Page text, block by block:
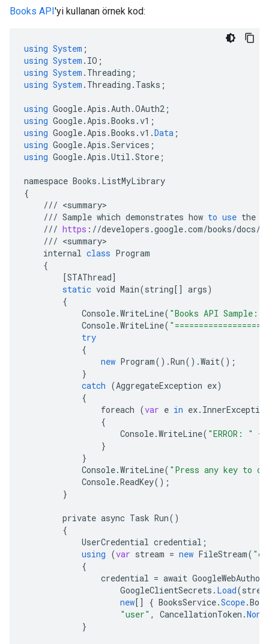
Books API'yi kullanan örnek kod:
using System ;
using System . IO ;
using System . Threading ;
using System . Threading . Tasks ;
using Google.Apis .Auth .OAuth2 ;
using Google.Apis .Books .v1 ;
using Google.Apis .Books .v1 .Data ;
using Google.Apis .Services ;
using Google.Apis .Util .Store ;
namespace Books . ListMyLibrary
{
/// <summary
/// Sample which demonstrates how to use the
/// https : //developers .google.com/books/docs/
/// <summary
internal class Program
{
[STAThread]
static void Main(string[] args)
{
Console.WriteLine( "Books API Sample:
Console.WriteLine(
try
{
new Program().Run().Wait();
}
catch (AggregateException ex)
{
foreach (var e in ex.
{
Console.WriteLine( "ERROR: " +
}
}
Console.WriteLine( "Press any key to
Console.ReadKey();
}
private async Task Run()
{
UserCredential credential ;
using (var stream = new FileStream(
{
credential = await
GoogleClientSecrets . Load(
new[] { BooksService.Scope.
"user" , CancellationToken .None
}